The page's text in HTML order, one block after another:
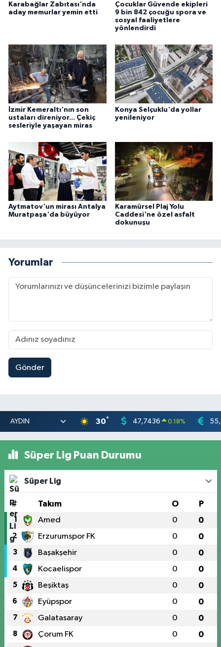
Karabağlar Zabıtası'nda
aday memurlar yemin etti
Çocuklar Güvende ekipleri
9 bin 842 çocuğu spora ve
sosyal faaliyetlere
yönlendirdi
İzmir Kemeraltı'nın son
ustaları direniyor... Çekiç
sesleriyle yaşayan miras
Konya Selçuklu'da yollar
yenileniyor
Aytmatov'un mirası Antalya
Muratpaşa'da büyüyor
Karamürsel Plaj Yolu
Caddesi'ne özel asfalt
dokunuşu
Yorumlar
Gönder
30° 47,7436 0.18%
Süper Lig Puan Durumu
Süper Lig
# Takım O P
1 Amed 0 0
2 Erzurumspor FK 0 0
3 Başakşehir 0 0
4 Kocaelispor 0 0
5 Beşiktaş 0 0
6 Eyüpspor 0 0
7 Galatasaray 0 0
8 Çorum FK 0 0